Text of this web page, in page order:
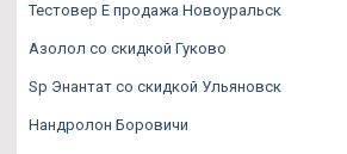
Тестовер Е продажа Новоуральск
Азолол со скидкой Гуково
Sp Энантат со скидкой Ульяновск
Нандролон Боровичи